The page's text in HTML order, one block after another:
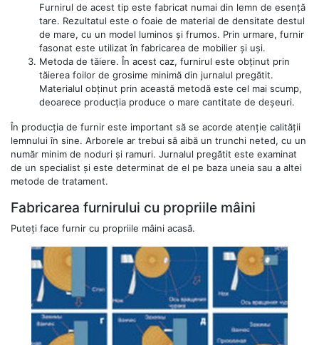
Furnirul de acest tip este fabricat numai din lemn de esență
tare. Rezultatul este o foaie de material de densitate destul
de mare, cu un model luminos și frumos. Prin urmare, furnir
fasonat este utilizat în fabricarea de mobilier și uși.
Metoda de tăiere. În acest caz, furnirul este obținut prin
tăierea foilor de grosime minimă din jurnalul pregătit.
Materialul obținut prin această metodă este cel mai scump,
deoarece producția produce o mare cantitate de deșeuri.
În producția de furnir este important să se acorde atenție calității
lemnului în sine. Arborele ar trebui să aibă un trunchi neted, cu un
număr minim de noduri și ramuri. Jurnalul pregătit este examinat
de un specialist și este determinat de el pe baza uneia sau a altei
metode de tratament.
Fabricarea furnirului cu propriile mâini
Puteți face furnir cu propriile mâini acasă.